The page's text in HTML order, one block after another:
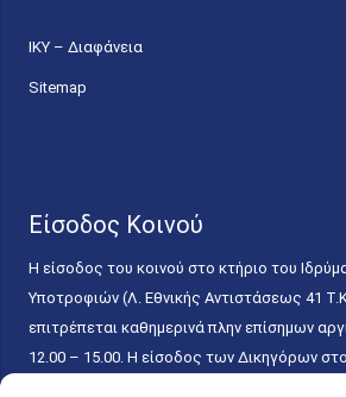
ΙΚΥ – Διαφάνεια
Sitemap
Είσοδος Κοινού
Η είσοδος του κοινού στο κτήριο του
Υποτροφιών (Λ. Εθνικής Αντιστάσεως 41
επιτρέπεται καθημερινά πλην επίσημων
12.00 – 15.00. Η είσοδος των Δικηγόρων